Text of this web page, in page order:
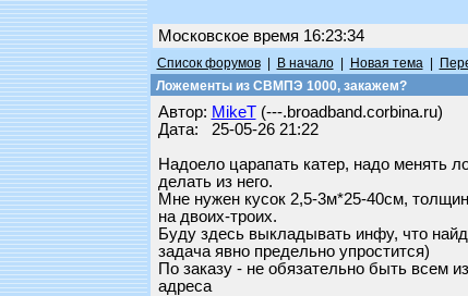
Московское время 16:23:34
Список форумов| В начало| Новая тема|
Ложементы из СВМПЭ 1000, закажем?
Автор: MikeT(---.broadband.corbina.ru)
Дата: 25-05-26 21:22
Надоело царапать катер, надо менять
делать из него.
Мне нужен кусок 2,5-3м*25-40см,
на двоих-троих.
Буду здесь выкладывать инфу, что
задача явно предельно упростится)
По заказу - не обязательно быть всем
адреса